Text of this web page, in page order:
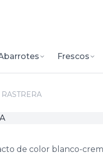
Frescos
de color blanco-